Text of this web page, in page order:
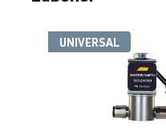
UNIVERSAL